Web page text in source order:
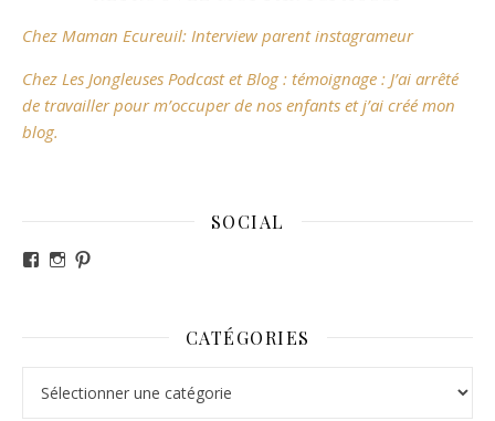
Chez Maman Ecureuil: Interview parent instagrameur
Chez Les Jongleuses Podcast et Blog : témoignage : J’ai arrêté
de travailler pour m’occuper de nos enfants et j’ai créé mon
blog.
SOCIAL
Voir le profil de revesdefripouilles sur Facebook
Voir le profil de claire_revesdefripouilles sur
CATÉGORIES